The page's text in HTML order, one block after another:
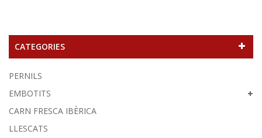
CATEGORIES
PERNILS
EMBOTITS
CARN FRESCA IBÈRICA
LLESCATS